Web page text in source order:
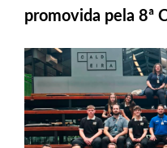
promovida pela 8ª